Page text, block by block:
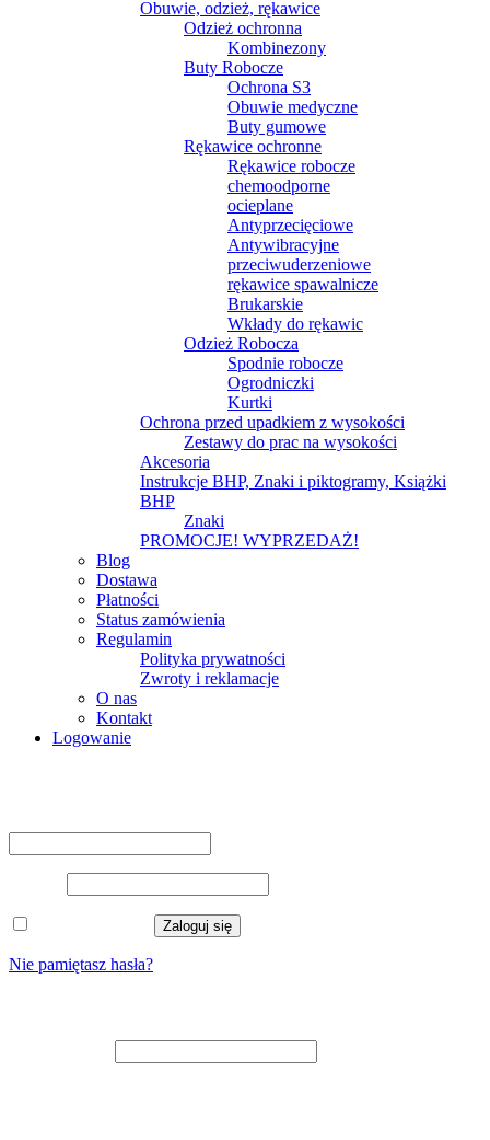
Obuwie, odzież, rękawice
Odzież ochronna
Kombinezony
Buty Robocze
Ochrona S3
Obuwie medyczne
Buty gumowe
Rękawice ochronne
Rękawice robocze
chemoodporne
ocieplane
Antyprzecięciowe
Antywibracyjne
przeciwuderzeniowe
rękawice spawalnicze
Brukarskie
Wkłady do rękawic
Odzież Robocza
Spodnie robocze
Ogrodniczki
Kurtki
Ochrona przed upadkiem z wysokości
Zestawy do prac na wysokości
Akcesoria
Instrukcje BHP, Znaki i piktogramy, Książki
BHP
Znaki
PROMOCJE! WYPRZEDAŻ!
Blog
Dostawa
Płatności
Status zamówienia
Regulamin
Polityka prywatności
Zwroty i reklamacje
O nas
Kontakt
Logowanie
Zaloguj się
Nie pamiętasz hasła?